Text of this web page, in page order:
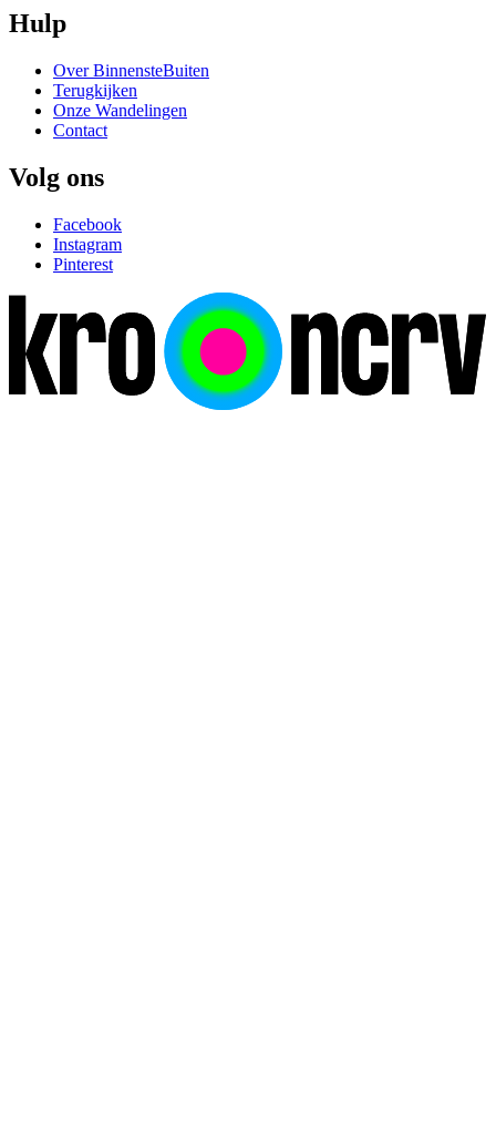
Hulp
Over BinnensteBuiten
Terugkijken
Onze Wandelingen
Contact
Volg ons
Facebook
Instagram
Pinterest